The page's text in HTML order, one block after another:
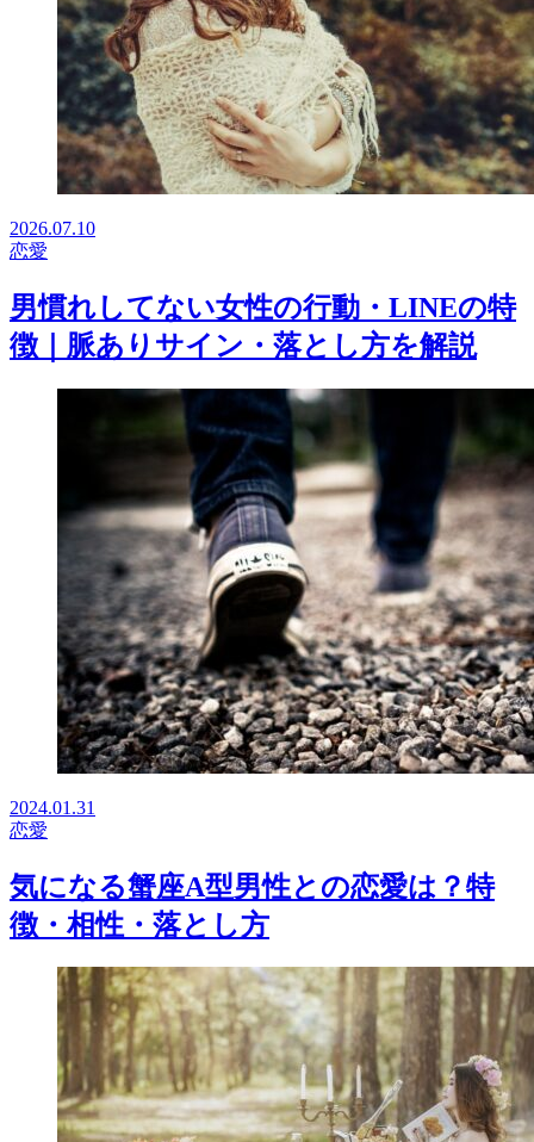
2026.07.10
恋愛
男慣れしてない女性の行動・LINEの特
徴｜脈ありサイン・落とし方を解説
2024.01.31
恋愛
気になる蟹座A型男性との恋愛は？特
徴・相性・落とし方